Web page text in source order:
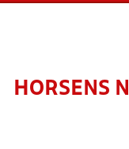
HORSENS